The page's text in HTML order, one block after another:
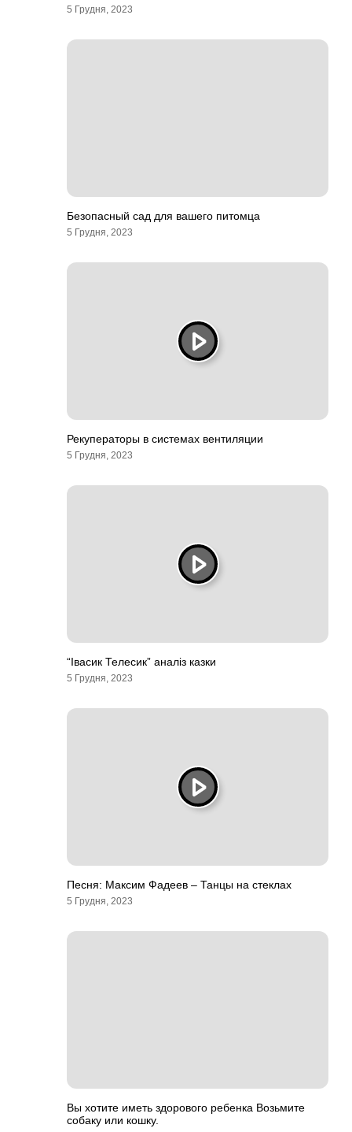
5 Грудня, 2023
Безопасный сад для вашего питомца
5 Грудня, 2023
Рекуператоры в системах вентиляции
5 Грудня, 2023
“Івасик Телесик” аналіз казки
5 Грудня, 2023
Песня: Максим Фадеев – Танцы на стеклах
5 Грудня, 2023
Вы хотите иметь здорового ребенка Возьмите
собаку или кошку.